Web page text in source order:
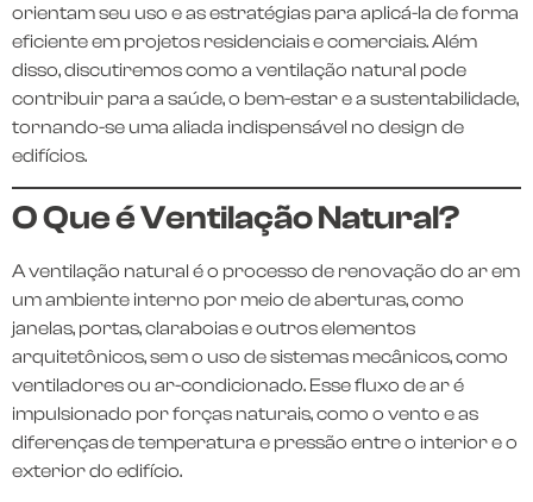
orientam seu uso e as estratégias para aplicá-la de forma
eficiente em projetos residenciais e comerciais. Além
disso, discutiremos como a ventilação natural pode
contribuir para a saúde, o bem-estar e a sustentabilidade,
tornando-se uma aliada indispensável no design de
edifícios.
O Que é Ventilação Natural?
A ventilação natural é o processo de renovação do ar em
um ambiente interno por meio de aberturas, como
janelas, portas, claraboias e outros elementos
arquitetônicos, sem o uso de sistemas mecânicos, como
ventiladores ou ar-condicionado. Esse fluxo de ar é
impulsionado por forças naturais, como o vento e as
diferenças de temperatura e pressão entre o interior e o
exterior do edifício.